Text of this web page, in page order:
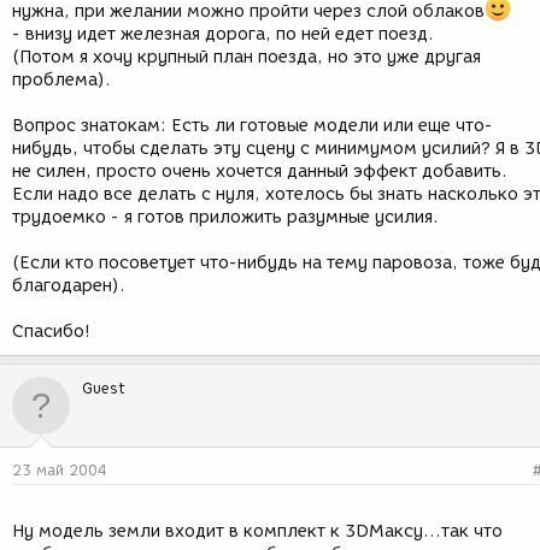
нужна, при желании можно пройти через слой облаков
- внизу идет железная дорога, по ней едет поезд.
(Потом я хочу крупный план поезда, но это уже другая
проблема).
Вопрос знатокам: Есть ли готовые модели или еще что-
нибудь, чтобы сделать эту сцену с минимумом усилий? Я в
не силен, просто очень хочется данный эффект добавить.
Если надо все делать с нуля, хотелось бы знать насколько
трудоемко - я готов приложить разумные усилия.
(Если кто посоветует что-нибудь на тему паровоза, тоже
благодарен).
Спасибо!
Guest
23 май 2004
Ну модель земли входит в комплект к 3DМаксу...так что